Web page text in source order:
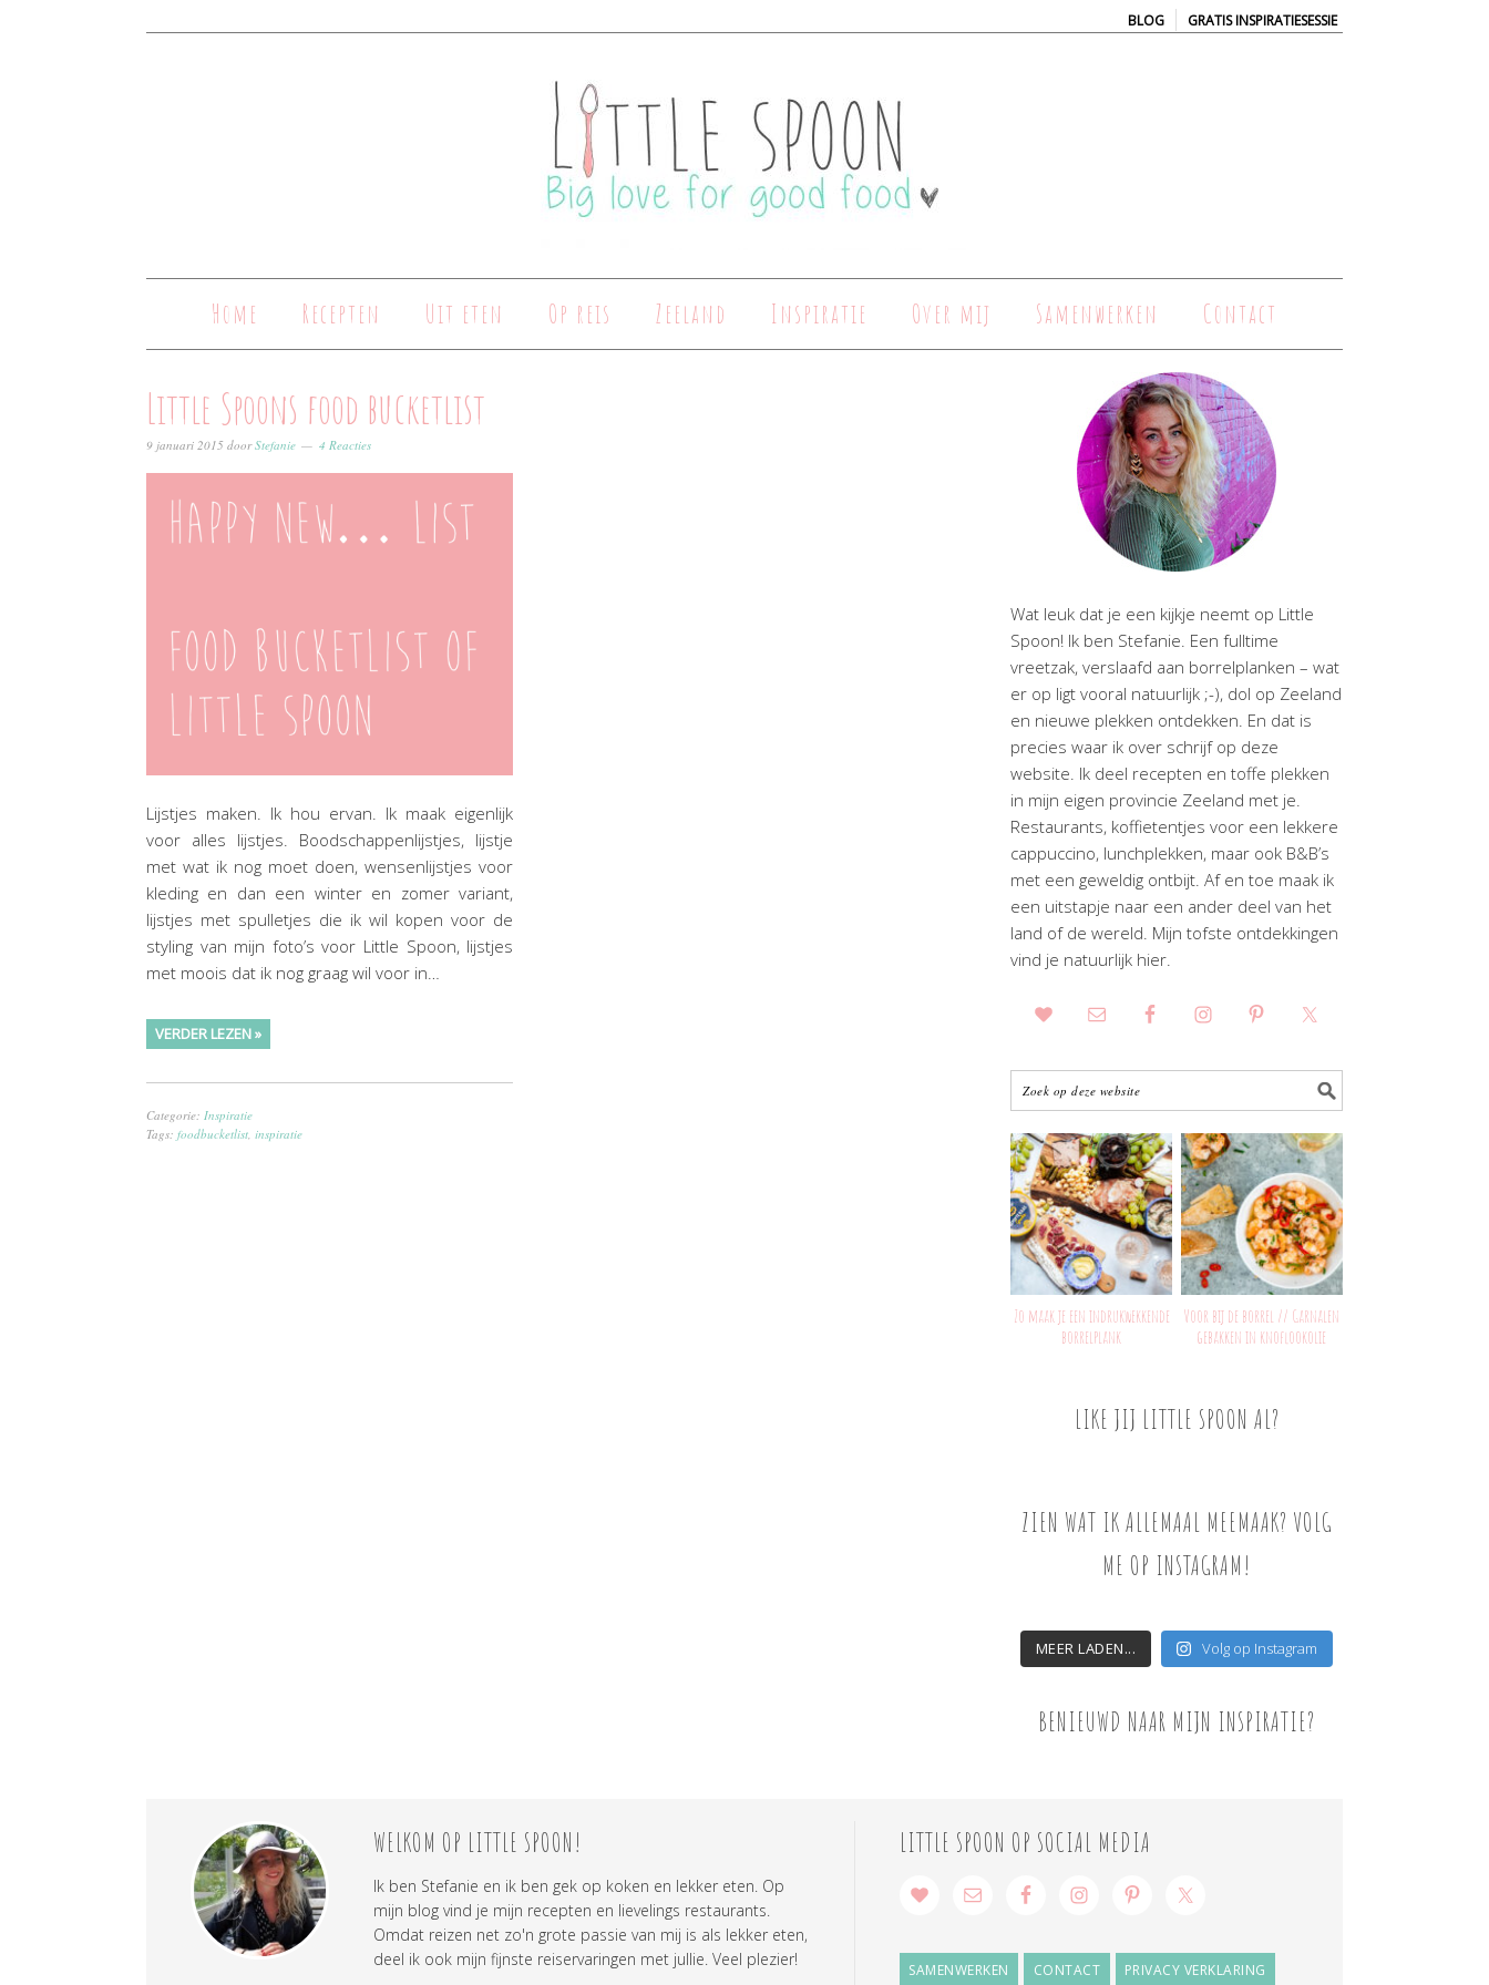
BLOG | GRATIS INSPIRATIESESSIE
Home Recepten Uit eten Op reis Zeeland Inspiratie Over mij Samenwerken Contact
Little Spoons food bucketlist
9 januari 2015 doorStefanie 4 Reacties
Lijstjes maken. Ik hou ervan. Ik maak eigenlijk
voor alles lijstjes. Boodschappenlijstjes, lijstje
met wat ik nog moet doen, wensenlijstjes voor
kleding en dan een winter en zomer variant,
lijstjes met spulletjes die ik wil kopen voor de
styling van mijn foto’s voor Little Spoon, lijstjes
met moois dat ik nog graag wil voor in…
VERDER LEZEN »
Categorie: Inspiratie
Tags: foodbucketlist inspiratie
Wat leuk dat je een kijkje neemt op Little
Spoon! Ik ben Stefanie. Een fulltime
vreetzak, verslaafd aan borrelplanken – wat
er op ligt vooral natuurlijk ;-), dol op Zeeland
en nieuwe plekken ontdekken. En dat is
precies waar ik over schrijf op deze
website. Ik deel recepten en toffe plekken
in mijn eigen provincie Zeeland met je.
Restaurants, koffietentjes voor een lekkere
cappuccino, lunchplekken, maar ook B&B’s
met een geweldig ontbijt. Af en toe maak ik
een uitstapje naar een ander deel van het
land of de wereld. Mijn tofste ontdekkingen
vind je natuurlijk hier.
Zo maak je een indrukwekkende
borrelplank
Voor bij de borrel // Garnalen
gebakken in knoflookolie
LIKE JIJ LITTLE SPOON AL?
ZIEN WAT IK ALLEMAAL MEEMAAK? VOLG
ME OP INSTAGRAM!
MEER LADEN... Volg op Instagram
BENIEUWD NAAR MIJN INSPIRATIE?
WELKOM OP LITTLE SPOON!
Ik ben Stefanie en ik ben gek op koken en lekker eten. Op
mijn blog vind je mijn recepten en lievelings restaurants.
Omdat reizen net zo'n grote passie van mij is als lekker eten,
deel ik ook mijn fijnste reiservaringen met jullie. Veel plezier!
LITTLE SPOON OP SOCIAL MEDIA
SAMENWERKEN CONTACT PRIVACY VERKLARING